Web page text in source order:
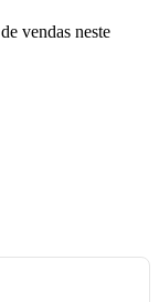
vendas neste